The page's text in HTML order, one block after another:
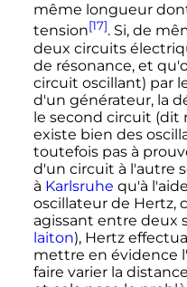
même longueur
tension[17]. Si, de
deux circuits
de résonance, et
circuit oscillant) par
d'un générateur, la
le second circuit (dit
existe bien des
toutefois pas à
d'un circuit à l'autre
à Karlsruhe qu'à
oscillateur de Hertz,
agissant entre deux
laiton), Hertz
mettre en évidence
faire varier la